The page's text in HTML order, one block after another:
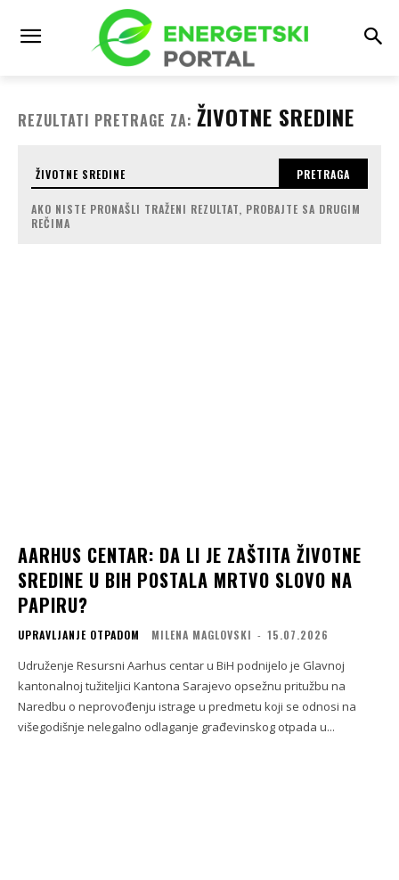
REZULTATI PRETRAGE ZA: ŽIVOTNE SREDINE
PRETRAGA
AKO NISTE PRONAŠLI TRAŽENI REZULTAT, PROBAJTE SA DRUGIM
REČIMA
AARHUS CENTAR: DA LI JE ZAŠTITA ŽIVOTNE
SREDINE U BIH POSTALA MRTVO SLOVO NA
PAPIRU?
UPRAVLJANJE OTPADOM MILENA MAGLOVSKI - 15.07.2026
Udruženje Resursni Aarhus centar u BiH podnijelo je Glavnoj
kantonalnoj tužiteljici Kantona Sarajevo opsežnu pritužbu na
Naredbu o neprovođenju istrage u predmetu koji se odnosi na
višegodišnje nelegalno odlaganje građevinskog otpada u...